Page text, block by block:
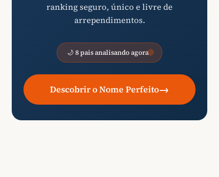
ranking seguro, único e livre de
arrependimentos.
🌙 8 pais analisando agora
Descobrir o Nome Perfeito→